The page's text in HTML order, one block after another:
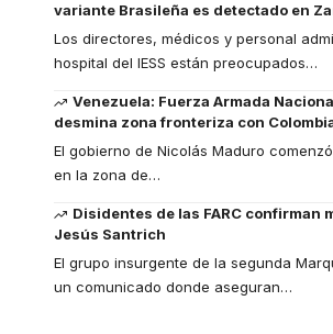
variante Brasileña es detectado en
Los directores, médicos y personal
hospital del IESS están preocupados…
Venezuela: Fuerza Armada
desmina zona fronteriza con
El gobierno de Nicolás Maduro
en la zona de…
Disidentes de las FARC confirman
Jesús Santrich
El grupo insurgente de la segunda
un comunicado donde aseguran…